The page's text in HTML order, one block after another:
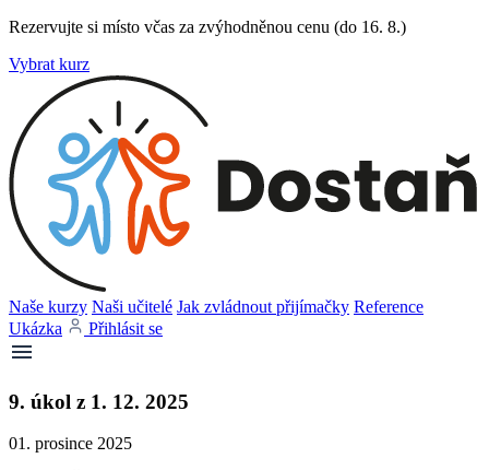
Rezervujte si místo včas za zvýhodněnou cenu (do 16. 8.)
Vybrat kurz
Naše kurzy Naši učitelé Jak zvládnout přijímačky Reference
Ukázka
Přihlásit se
9. úkol z 1. 12. 2025
01. prosince 2025